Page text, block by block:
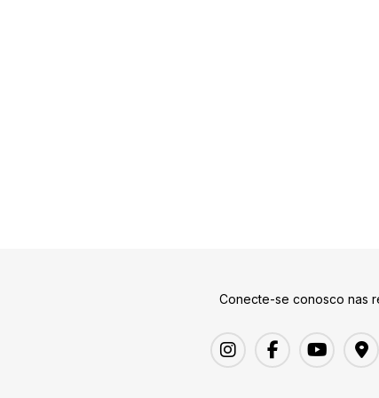
Conecte-se conosco nas